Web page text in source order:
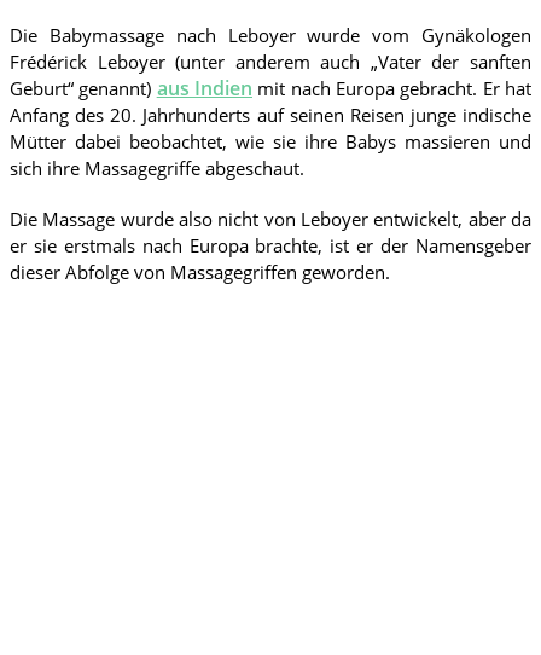
Die Babymassage nach Leboyer wurde vom Gynäkologen
Frédérick Leboyer (unter anderem auch „Vater der sanften
Geburt“ genannt) aus Indien mit nach Europa gebracht. Er hat
Anfang des 20. Jahrhunderts auf seinen Reisen junge indische
Mütter dabei beobachtet, wie sie ihre Babys massieren und
sich ihre Massagegriffe abgeschaut.
Die Massage wurde also nicht von Leboyer entwickelt, aber da
er sie erstmals nach Europa brachte, ist er der Namensgeber
dieser Abfolge von Massagegriffen geworden.